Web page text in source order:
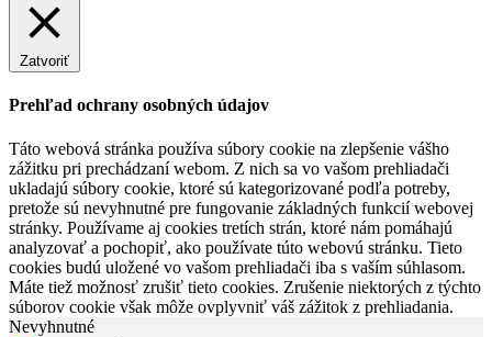
Zatvoriť
Prehľad ochrany osobných údajov
Táto webová stránka používa súbory cookie na zlepšenie vášho
zážitku pri prechádzaní webom. Z nich sa vo vašom prehliadači
ukladajú súbory cookie, ktoré sú kategorizované podľa potreby,
pretože sú nevyhnutné pre fungovanie základných funkcií webovej
stránky. Používame aj cookies tretích strán, ktoré nám pomáhajú
analyzovať a pochopiť, ako používate túto webovú stránku. Tieto
cookies budú uložené vo vašom prehliadači iba s vaším súhlasom.
Máte tiež možnosť zrušiť tieto cookies. Zrušenie niektorých z týchto
súborov cookie však môže ovplyvniť váš zážitok z prehliadania.
Nevyhnutné